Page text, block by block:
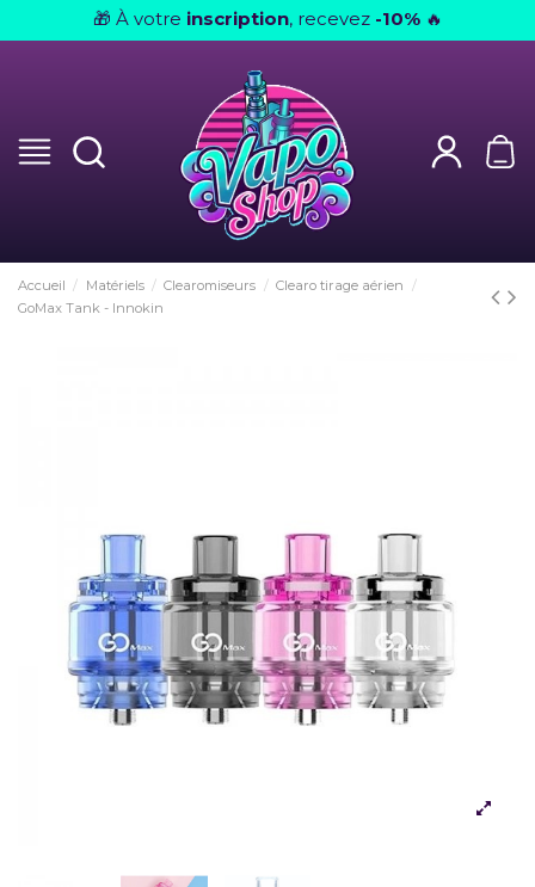
🎁 À votre inscription, recevez -10% 🔥
Accueil Matériels Clearomiseurs
Clearo tirage aérien
GoMax Tank - Innokin